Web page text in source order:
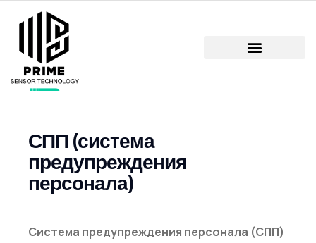
СПП (система
предупреждения
персонала)
Система предупреждения персонала (СПП)